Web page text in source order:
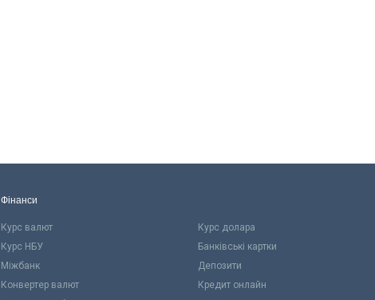
Фінанси
Курс валют Курс долара
Курс НБУ
Банківські картки
Міжбанк
Депозити
Конвертер валют
Кредит онлайн